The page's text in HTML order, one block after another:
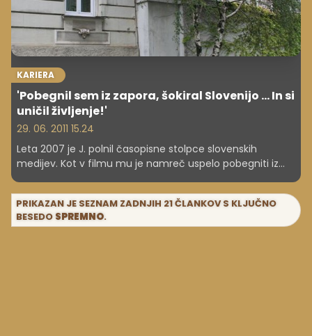
KARIERA
'Pobegnil sem iz zapora, šokiral Slovenijo … In si
uničil življenje!'
29. 06. 2011 15.24
Leta 2007 je J. polnil časopisne stolpce slovenskih
medijev. Kot v filmu mu je namreč uspelo pobegniti iz
kazen.
PRIKAZAN JE SEZNAM ZADNJIH 21 ČLANKOV S KLJUČNO
BESEDO SPREMNO.